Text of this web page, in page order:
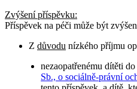
Zvýšení příspěvku:
Příspěvek na péči může být
Z důvodu nízkého příjmu
nezaopatřenému dítěti
Sb., o sociálně-právní